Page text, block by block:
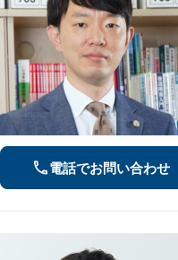
電話でお問い合わせ